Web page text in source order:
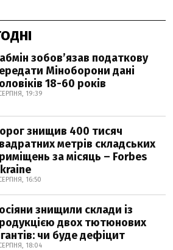
зобовʼязав податкову
Міноборони дані
18-60 років
19:39
знищив 400 тисяч
метрів складських
за місяць – Forbes
16:50
знищили склади із
двох тютюнових
чи буде дефіцит
18:04